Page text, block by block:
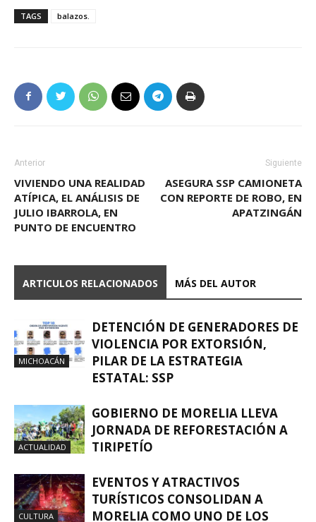
TAGS balazos.
Anterior
VIVIENDO UNA REALIDAD
ATÍPICA, EL ANÁLISIS DE
JULIO IBARROLA, EN
PUNTO DE ENCUENTRO
Siguiente
ASEGURA SSP CAMIONETA
CON REPORTE DE ROBO, EN
APATZINGÁN
ARTICULOS RELACIONADOS MÁS DEL AUTOR
MICHOACÁN
DETENCIÓN DE GENERADORES DE
VIOLENCIA POR EXTORSIÓN,
PILAR DE LA ESTRATEGIA
ESTATAL: SSP
ACTUALIDAD
GOBIERNO DE MORELIA LLEVA
JORNADA DE REFORESTACIÓN A
TIRIPETÍO
CULTURA
EVENTOS Y ATRACTIVOS
TURÍSTICOS CONSOLIDAN A
MORELIA COMO UNO DE LOS